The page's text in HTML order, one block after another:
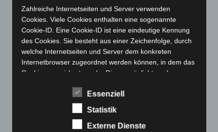
Mai 2022
(177)
April 2022(198)
März 2022(221)
Februar 2022(189)
Januar 2022
(190)
(204)
(215)
(171)
Zahlreiche Internetseiten und Server verwenden
Cookies. Viele Cookies enthalten eine sogenannte
Cookie-ID. Eine Cookie-ID ist eine eindeutige Kennung
des Cookies. Sie besteht aus einer Zeichenfolge, durch
welche Internetseiten und Server dem konkreten
Internetbrowser zugeordnet werden können, in dem das
Cookie gespeichert wurde. Dies ermöglicht es den
Browser der betroffenen Person von anderen
Internetbrowsern, die andere Cookies enthalten, zu
unterscheiden. Ein bestimmter Internetbrowser kann
über die eindeutige Cookie-ID wiedererkannt und
Essenziell
Statistik
Externe Dienste